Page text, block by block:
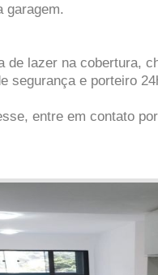
garagem.
de lazer na cobertura,
segurança e porteiro
entre em contato